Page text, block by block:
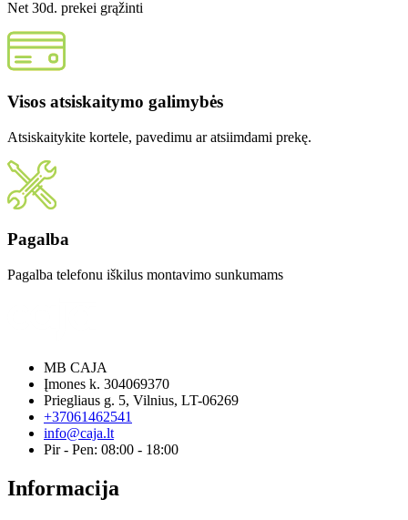
Net 30d. prekei grąžinti
Visos atsiskaitymo galimybės
Atsiskaitykite kortele, pavedimu ar atsiimdami prekę.
Pagalba
Pagalba telefonu iškilus montavimo sunkumams
MB CAJA
Įmones k. 304069370
Priegliaus g. 5, Vilnius, LT-06269
+37061462541
info@caja.lt
Pir - Pen: 08:00 - 18:00
Informacija